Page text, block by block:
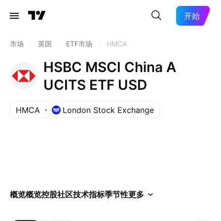
开始
市场 英国 ETF市场 HMCA
HSBC MSCI China A
UCITS ETF USD
HMCA London Stock Exchange
概览概览控股社区技术指标季节性更多